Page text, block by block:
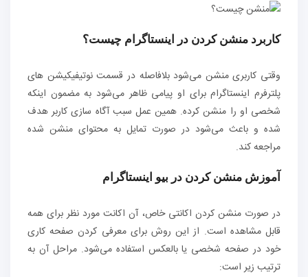
کاربرد منشن کردن در اینستاگرام چیست؟
وقتی کاربری منشن می‌شود بلافاصله در قسمت نوتیفیکیشن های
پلترفرم اینستاگرام برای او پیامی ظاهر می‌شود به مضمون اینکه
شخصی او را منشن کرده. همین عمل سبب آگاه سازی کاربر هدف
شده و باعث می‌شود در صورت تمایل به محتوای منشن شده
مراجعه کند.
آموزش منشن کردن در بیو اینستاگرام
در صورت منشن کردن اکانتی خاص، آن اکانت مورد نظر برای همه
قابل مشاهده است. از این روش برای معرفی کردن صفحه کاری
خود در صفحه شخصی یا بالعکس استفاده می‌شود. مراحل آن به
ترتیب زیر است: